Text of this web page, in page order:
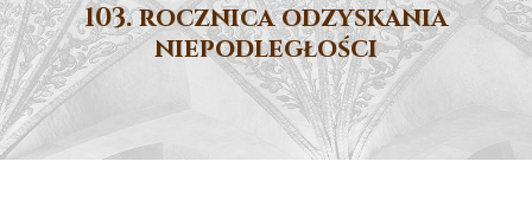
103. rocznica odzyskania
niepodległości